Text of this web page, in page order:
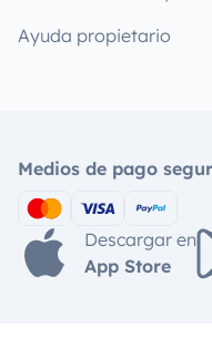
Ayuda propietario
Medios de pago
Descargar en
App Store